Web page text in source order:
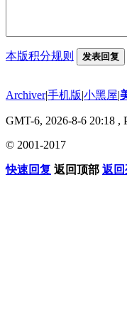
本版积分规则 发表回复
Archiver|手机版|小黑屋|
GMT-6, 2026-8-6 20:18 ,
© 2001-2017
快速回复 返回顶部 返